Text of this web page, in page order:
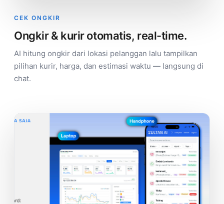
CEK ONGKIR
Ongkir & kurir otomatis, real-time.
AI hitung ongkir dari lokasi pelanggan lalu tampilkan
pilihan kurir, harga, dan estimasi waktu — langsung di
chat.